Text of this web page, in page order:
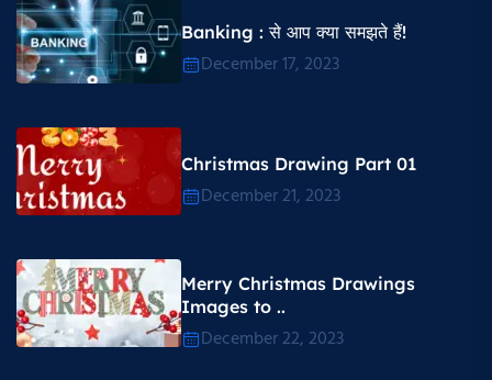
Banking : से आप क्या समझते हैं!
December 17, 2023
Christmas Drawing Part 01
December 21, 2023
Merry Christmas Drawings
Images to ..
December 22, 2023